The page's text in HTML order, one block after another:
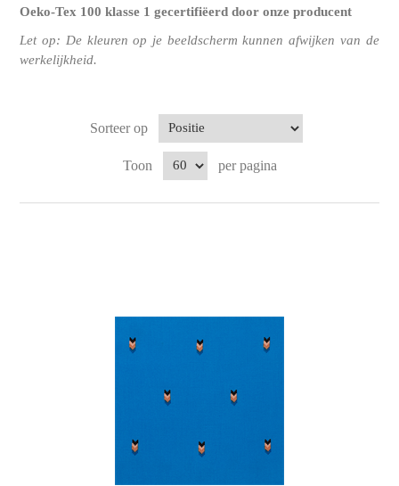
Oeko-Tex 100 klasse 1gecertifiëerd door onze producent
Let op: De kleuren op je beeldscherm kunnen afwijken van de
werkelijkheid.
Sorteer op
Toon per pagina